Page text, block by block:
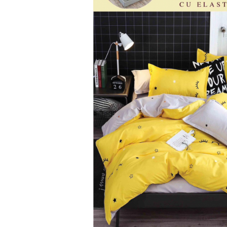
Lenjerii de finet Iprimate Digital
Lenjerii de pat Finet + 2 Draperii
Lenjerii de pat Saten 4 piese cu